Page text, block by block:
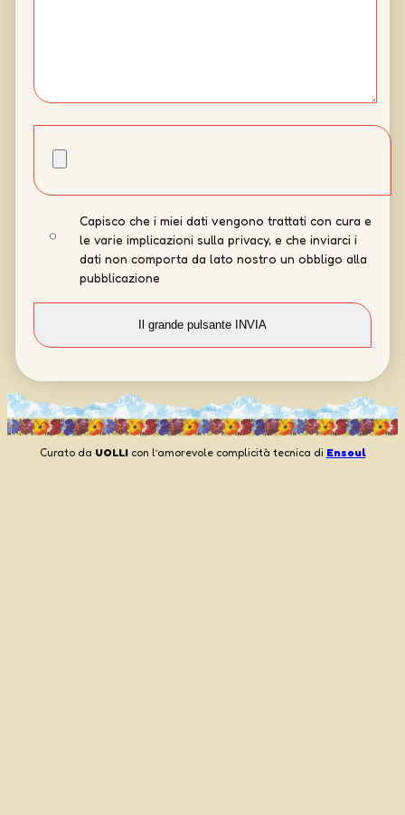
Capisco che i miei dati vengono trattati con cura e
le varie implicazioni sulla privacy, e che inviarci i
dati non comporta da lato nostro un obbligo alla
pubblicazione
Curato da UOLLIcon l’amorevole complicità tecnica di Ensoul